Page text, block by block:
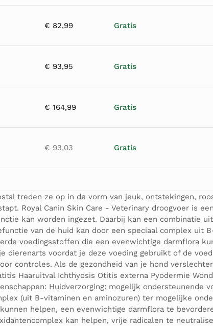
€ 82,99 Gratis
€ 93,95 Gratis
€ 164,99 Gratis
€ 93,03 Gratis
treden ze op in de vorm van jeuk, ontstekingen,
Royal Canin Skin Care - Veterinary droogvoer is
kan worden ingezet. Daarbij kan een combinatie
van de huid kan door een speciaal complex uit
voedingsstoffen die een evenwichtige darmflora
dierenarts voordat je deze voeding gebruikt of de
controles. Als de gezondheid van je hond
Haaruitval Ichthyosis Otitis externa Pyodermie
Huidverzorging: mogelijk ondersteunende
(uit B-vitaminen en aminozuren) ter mogelijke
helpen, een evenwichtige darmflora te
kan helpen, vrije radicalen te